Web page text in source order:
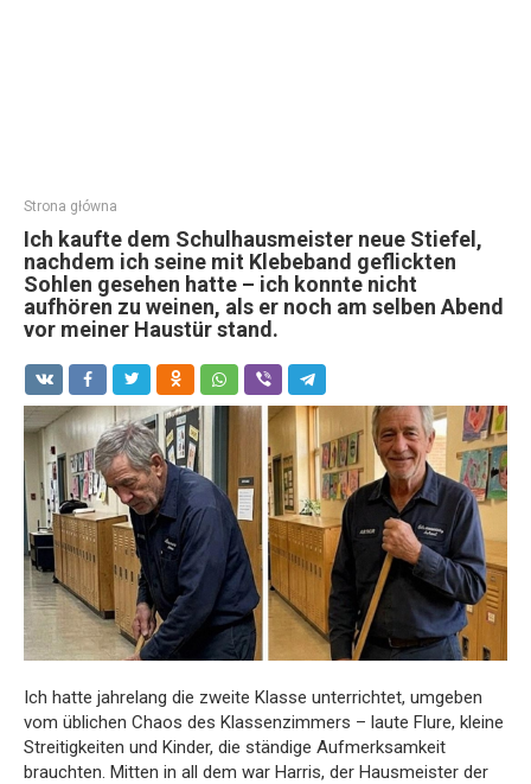
Strona główna
Ich kaufte dem Schulhausmeister neue Stiefel,
nachdem ich seine mit Klebeband geflickten
Sohlen gesehen hatte – ich konnte nicht
aufhören zu weinen, als er noch am selben Abend
vor meiner Haustür stand.
Ich hatte jahrelang die zweite Klasse unterrichtet, umgeben
vom üblichen Chaos des Klassenzimmers – laute Flure, kleine
Streitigkeiten und Kinder, die ständige Aufmerksamkeit
brauchten. Mitten in all dem war Harris, der Hausmeister der